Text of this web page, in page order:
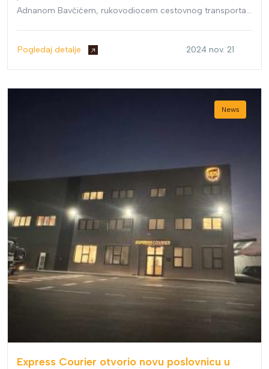
Adnanom Bavčićem, rukovodiocem cestovnog transporta,
organizaciji Vanjskotrgovinske komore BiH.
Pogledaj detalje 2024 nov. 21
News
Express Courier otvorio novu poslovnicu u